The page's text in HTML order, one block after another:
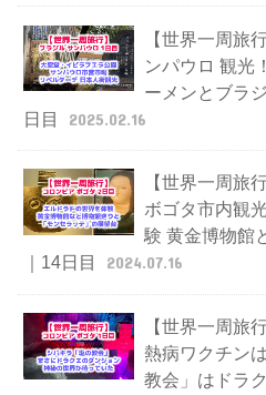
【世界一周旅
ンパウロ 観光
ーメンとブラ
日目
2025.02.16
【世界一周旅
ボゴタ市内観
験 黄金博物館
｜14日目
2024.07.16
【世界一周旅
熱病ワクチン
教会」はドラ